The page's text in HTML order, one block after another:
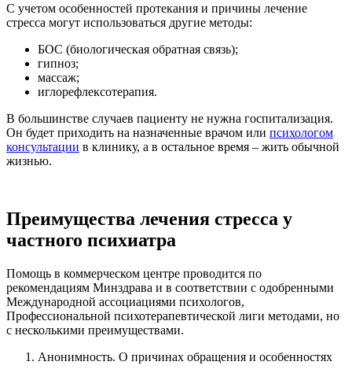
С учетом особенностей протекания и причины лечение
стресса могут использоваться другие методы:
БОС (биологическая обратная связь);
гипноз;
массаж;
иглорефлексотерапия.
В большинстве случаев пациенту не нужна госпитализация.
Он будет приходить на назначенные врачом или психологом
консультации в клинику, а в остальное время – жить обычной
жизнью.
Преимущества лечения стресса у
частного психиатра
Помощь в коммерческом центре проводится по
рекомендациям Минздрава и в соответствии с одобренными
Международной ассоциациями психологов,
Профессиональной психотерапевтической лиги методами, но
с несколькими преимуществами.
Анонимность. О причинах обращения и особенностях